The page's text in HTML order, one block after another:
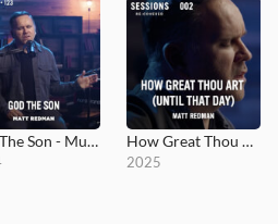
God The Son - MultiTracks.com Session How Great Thou Art (Until That Day) - MultiTracks.com Re:Covered Session
2025